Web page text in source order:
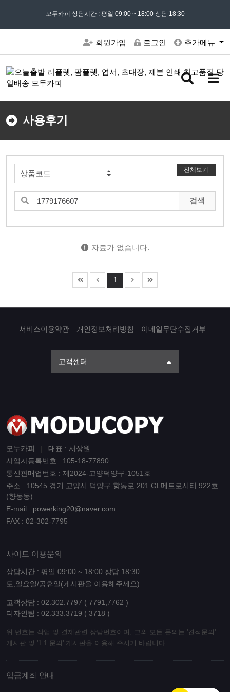
모든 문의는02) 302 - 7797및 ' 견적문의 ' 게시판을 이용해주세요
모두카피 상담시간 : 평일 09:00 ~ 18:00 상담 18:30
회원가입 로그인 추가메뉴
검
버
메
버
사용후기
전체보기
검색
자료가 없습니다.
1
서비스이용약관 개인정보처리방침 이메일무단수집거부
고객센터
모두카피
대표 : 서상원
사업자등록번호 : 105-18-77890
통신판매업번호 : 제2024-고양덕양구-1051호
주소 : 10545 경기 고양시 덕양구 향동로 201 GL메트로시티 922호
(향동동)
E-mail : powerking20@naver.com
FAX : 02-302-7795
사이트 이용문의
상담시간 : 평일 09:00 ~ 18:00 상담 18:30
토,일요일/공휴일(게시판을 이용해주세요)
고객상담 : 02.302.7797 ( 7791,7762 )
디자인팀 : 02.333.3719 ( 3718 )
위 번호는 작업 및 결제관련 상담번호이며, 그외 모든 문의는 '견적문의'
게시판 및 '1:1 문의' 게시판을 이용해 주시기 바랍니다.
입금계좌 안내